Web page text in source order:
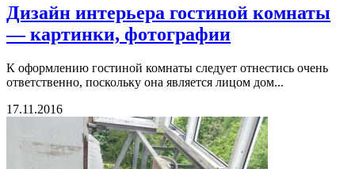
Дизайн интерьера гостиной комнаты
— картинки, фотографии
К оформлению гостиной комнаты следует отнестись очень
ответственно, поскольку она является лицом дом...
17.11.2016